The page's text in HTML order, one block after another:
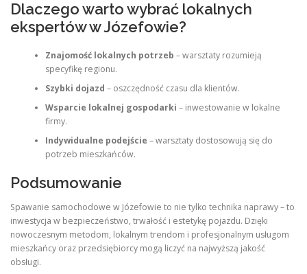
Dlaczego warto wybrać lokalnych
ekspertów w Józefowie?
Znajomość lokalnych potrzeb – warsztaty rozumieją
specyfikę regionu.
Szybki dojazd – oszczędność czasu dla klientów.
Wsparcie lokalnej gospodarki – inwestowanie w lokalne
firmy.
Indywidualne podejście – warsztaty dostosowują się do
potrzeb mieszkańców.
Podsumowanie
Spawanie samochodowe w Józefowie to nie tylko technika naprawy – to
inwestycja w bezpieczeństwo, trwałość i estetykę pojazdu. Dzięki
nowoczesnym metodom, lokalnym trendom i profesjonalnym usługom
mieszkańcy oraz przedsiębiorcy mogą liczyć na najwyższą jakość
obsługi.